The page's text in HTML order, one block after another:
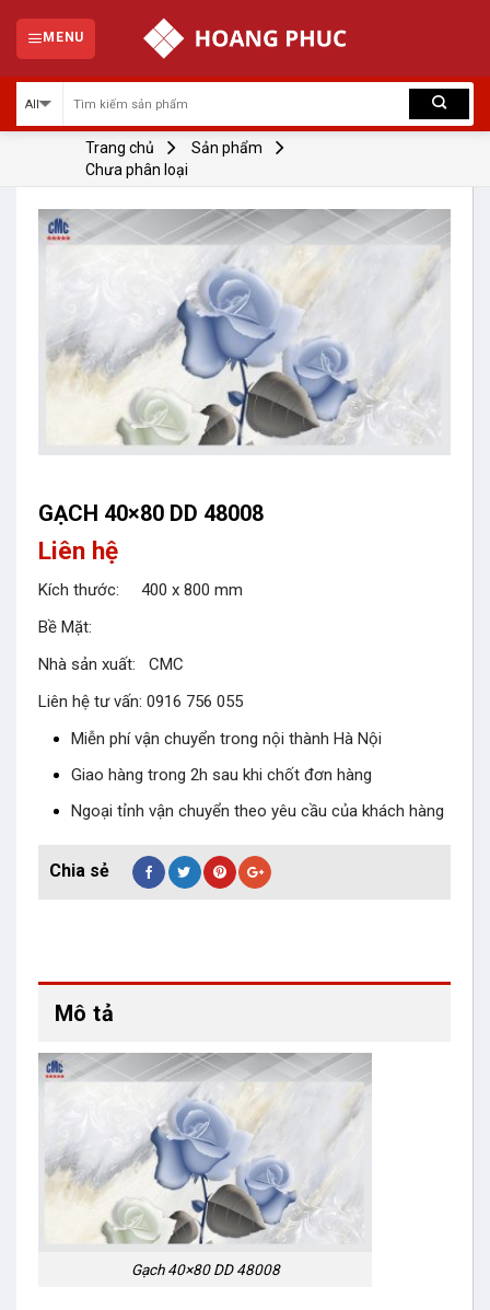
content
MENU
Trang chủ
Sản phẩm
Chưa phân loại
GẠCH 40×80 DD 48008
Liên hệ
Kích thước: 400 x 800 mm
Bề Mặt:
Nhà sản xuất: CMC
Liên hệ tư vấn: 0916 756 055
Miễn phí vận chuyển trong nội thành Hà Nội
Giao hàng trong 2h sau khi chốt đơn hàng
Ngoại tỉnh vận chuyển theo yêu cầu của khách hàng
Mô tả
Gạch 40×80 DD 48008